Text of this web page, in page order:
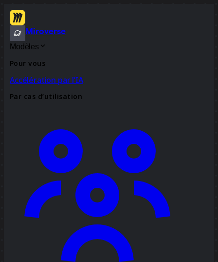
Miroverse
Modèles
Pour vous
Accélération par l’IA
Par cas d’utilisation